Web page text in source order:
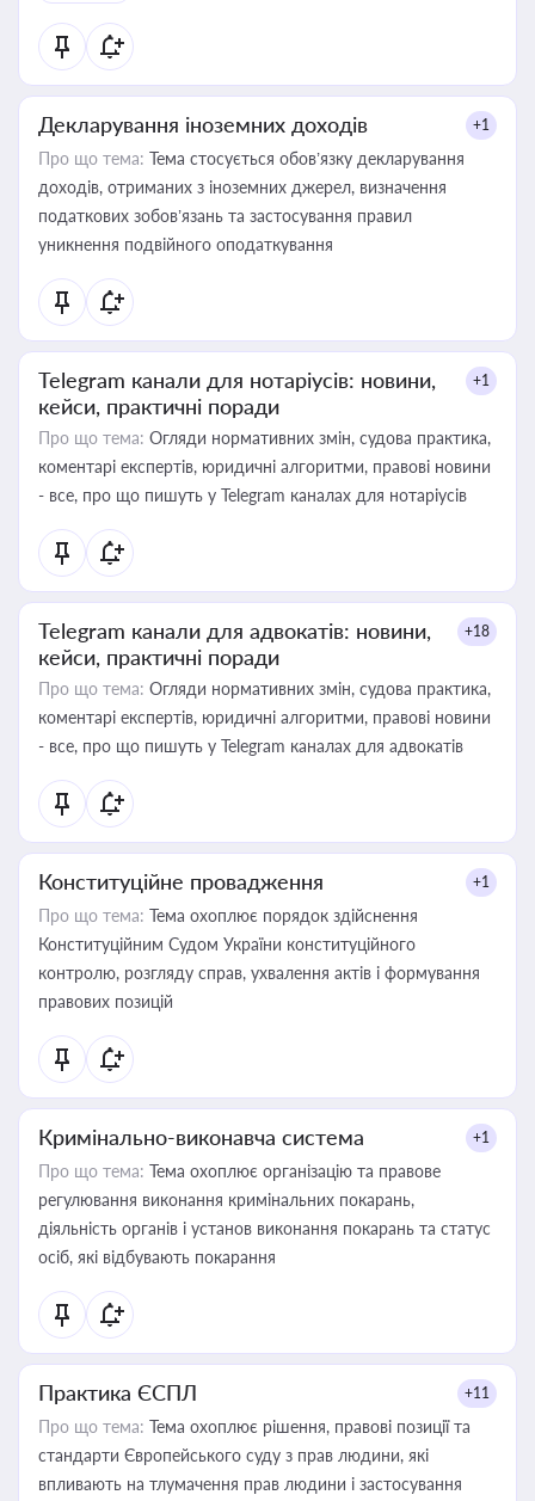
Декларування іноземних доходів +1
Про що тема: Тема стосується обов’язку декларування
доходів, отриманих з іноземних джерел, визначення
податкових зобов’язань та застосування правил
уникнення подвійного оподаткування
Telegram канали для нотаріусів: новини,
кейси, практичні поради
+1
Про що тема: Огляди нормативних змін, судова практика,
коментарі експертів, юридичні алгоритми, правові новини
- все, про що пишуть у Telegram каналах для нотаріусів
Telegram канали для адвокатів: новини,
кейси, практичні поради
+18
Про що тема: Огляди нормативних змін, судова практика,
коментарі експертів, юридичні алгоритми, правові новини
- все, про що пишуть у Telegram каналах для адвокатів
Конституційне провадження +1
Про що тема: Тема охоплює порядок здійснення
Конституційним Судом України конституційного
контролю, розгляду справ, ухвалення актів і формування
правових позицій
Кримінально-виконавча система +1
Про що тема: Тема охоплює організацію та правове
регулювання виконання кримінальних покарань,
діяльність органів і установ виконання покарань та статус
осіб, які відбувають покарання
Практика ЄСПЛ +11
Про що тема: Тема охоплює рішення, правові позиції та
стандарти Європейського суду з прав людини, які
впливають на тлумачення прав людини і застосування